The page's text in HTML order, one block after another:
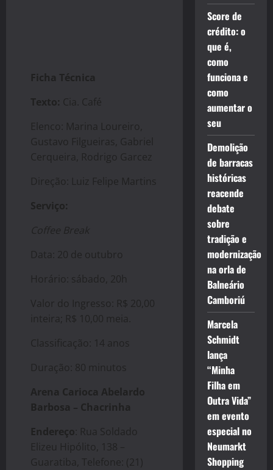
Ficha Técnica
Texto: Cia. Café
Elenco: Marina Loureiro,
Gustavo Filgueiras, Gabriel
Cerqueira, Rodrigo Garcez
Direção: Luiz Felipe Martins
Serviço:
Coffee Break
Data: 20 de outubro
Horário: sábado, 20h
Valor do Ingresso: R$ 20,00
inteira; R$ 10,00 meia.
Classificação: 14 anos
Duração: 80 minutos
Arena Carioca Abelardo
Barbosa – Chacrinha
Endereço : Rua Soldado
Elizeu Hipólito, 138 –
Guaratiba, Telefone: (21)
Score de
crédito: o
que é,
como
funciona e
como
aumentar o
seu
Demolição
de barracas
históricas
reacende
debate
sobre
tradição e
modernização
na orla de
Balneário
Camboriú
Marcela
Schmidt
lança
“Minha
Filha em
Outra Vida”
em evento
especial no
Neumarkt
Shopping